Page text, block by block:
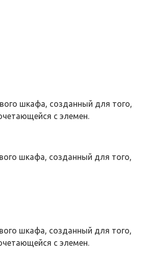
шкафа, созданный для того,
с элемен.
шкафа, созданный для того,
шкафа, созданный для того,
с элемен.